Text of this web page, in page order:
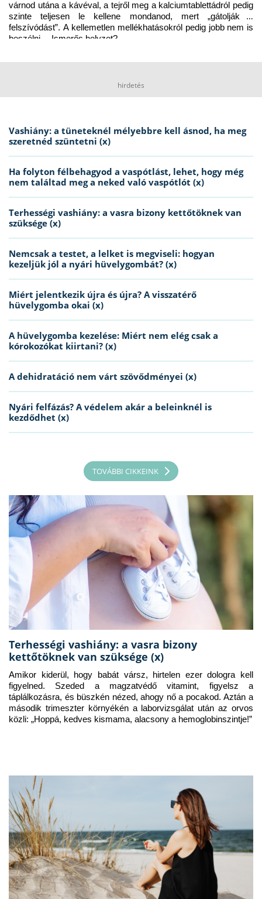
várnod utána a kávéval, a tejről meg a kalciumtablettádról pedig
szinte teljesen le kellene mondanod, mert „gátolják a
felszívódást”. A kellemetlen mellékhatásokról pedig jobb nem is
beszélni… Ismerős helyzet?
hirdetés
Vashiány: a tüneteknél mélyebbre kell ásnod, ha meg
szeretnéd szüntetni (x)
Ha folyton félbehagyod a vaspótlást, lehet, hogy még
nem találtad meg a neked való vaspótlót (x)
Terhességi vashiány: a vasra bizony kettőtöknek van
szüksége (x)
Nemcsak a testet, a lelket is megviseli: hogyan
kezeljük jól a nyári hüvelygombát? (x)
Miért jelentkezik újra és újra? A visszatérő
hüvelygomba okai (x)
A hüvelygomba kezelése: Miért nem elég csak a
kórokozókat kiirtani? (x)
A dehidratáció nem várt szövődményei (x)
Nyári felfázás? A védelem akár a beleinknél is
kezdődhet (x)
TOVÁBBI CIKKEINK
Terhességi vashiány: a vasra bizony
kettőtöknek van szüksége (x)
Amikor kiderül, hogy babát vársz, hirtelen ezer dologra kell
figyelned. Szeded a magzatvédő vitamint, figyelsz a
táplálkozásra, és büszkén nézed, ahogy nő a pocakod. Aztán a
második trimeszter környékén a laborvizsgálat után az orvos
közli: „Hoppá, kedves kismama, alacsony a hemoglobinszintje!”